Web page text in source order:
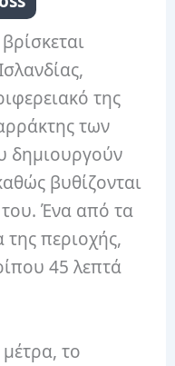
της
των
δημιουργούν
βυθίζονται
Ένα από τα
της περιοχής,
45 λεπτά
το